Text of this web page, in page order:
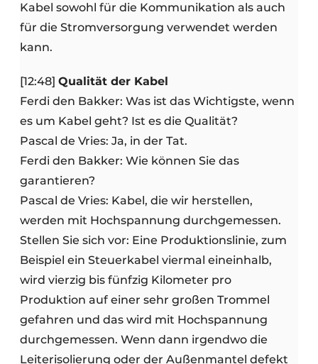
Kabel sowohl für die Kommunikation als auch
für die Stromversorgung verwendet werden
kann.
[12:48] Qualität der Kabel
Ferdi den Bakker: Was ist das Wichtigste, wenn
es um Kabel geht? Ist es die Qualität?
Pascal de Vries: Ja, in der Tat.
Ferdi den Bakker: Wie können Sie das
garantieren?
Pascal de Vries: Kabel, die wir herstellen,
werden mit Hochspannung durchgemessen.
Stellen Sie sich vor: Eine Produktionslinie, zum
Beispiel ein Steuerkabel viermal eineinhalb,
wird vierzig bis fünfzig Kilometer pro
Produktion auf einer sehr großen Trommel
gefahren und das wird mit Hochspannung
durchgemessen. Wenn dann irgendwo die
Leiterisolierung oder der Außenmantel defekt